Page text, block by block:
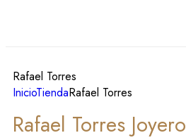
Rafael Torres
InicioTiendaRafael Torres
Rafael Torres Joyero